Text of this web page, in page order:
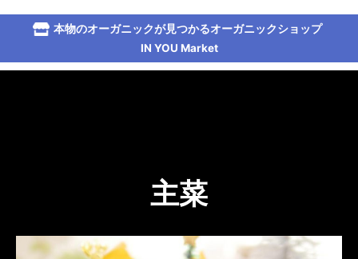
本物のオーガニックが見つかるオーガニックショップ
IN YOU Market
主菜